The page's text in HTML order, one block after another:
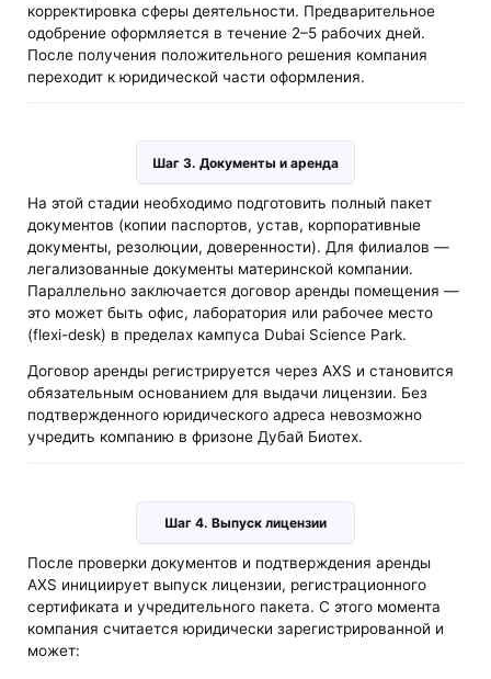
корректировка сферы деятельности. Предварительное
одобрение оформляется в течение 2–5 рабочих дней.
После получения положительного решения компания
переходит к юридической части оформления.
Шаг 3. Документы и аренда
На этой стадии необходимо подготовить полный пакет
документов (копии паспортов, устав, корпоративные
документы, резолюции, доверенности). Для филиалов —
легализованные документы материнской компании.
Параллельно заключается договор аренды помещения —
это может быть офис, лаборатория или рабочее место
(flexi-desk) в пределах кампуса Dubai Science Park.
Договор аренды регистрируется через AXS и становится
обязательным основанием для выдачи лицензии. Без
подтвержденного юридического адреса невозможно
учредить компанию в фризоне Дубай Биотех.
Шаг 4. Выпуск лицензии
После проверки документов и подтверждения аренды
AXS инициирует выпуск лицензии, регистрационного
сертификата и учредительного пакета. С этого момента
компания считается юридически зарегистрированной и
может: